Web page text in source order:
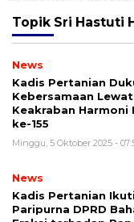
Topik Sri Hastuti
News
Kadis Pertanian
Kebersamaan
Keakraban Harmoni
ke-155
Minggu, 5 Oktober 2025 -
News
Kadis Pertanian
Paripurna DPRD